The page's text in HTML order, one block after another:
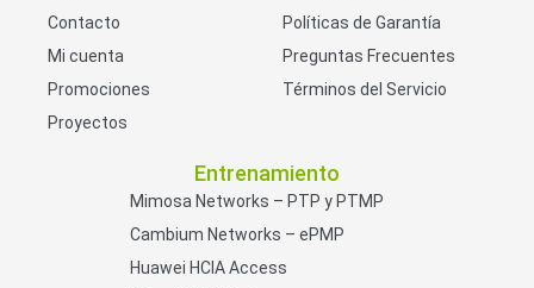
Contacto
Mi cuenta
Promociones
Proyectos
Políticas de Garantía
Preguntas Frecuentes
Términos del Servicio
Entrenamiento
Mimosa Networks – PTP y PTMP
Cambium Networks – ePMP
Huawei HCIA Access